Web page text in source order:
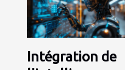
Intégration de